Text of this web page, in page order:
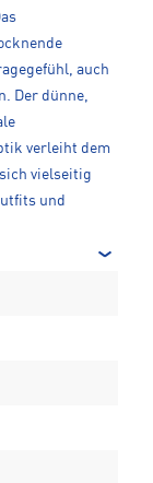
auch
Der dünne,
verleiht dem
vielseitig
und